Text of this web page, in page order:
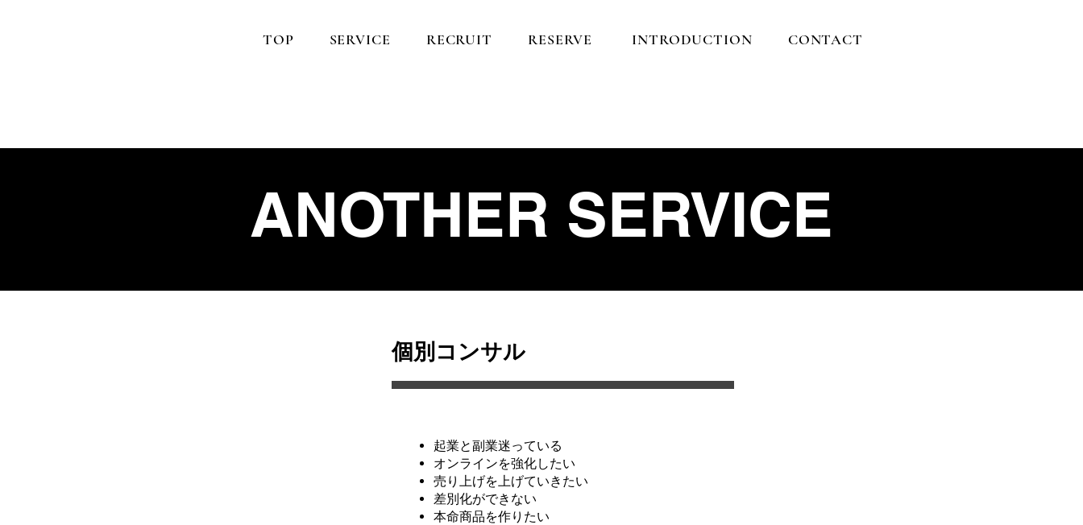
TOP SERVICE RECRUIT RESERVE INTRODUCTION CONTACT
ANOTHER SERVICE
​個別コンサル
起業と副業迷っている
​オンラインを強化したい
売り上げを上げていきたい
差別化ができない
本命商品を作りたい